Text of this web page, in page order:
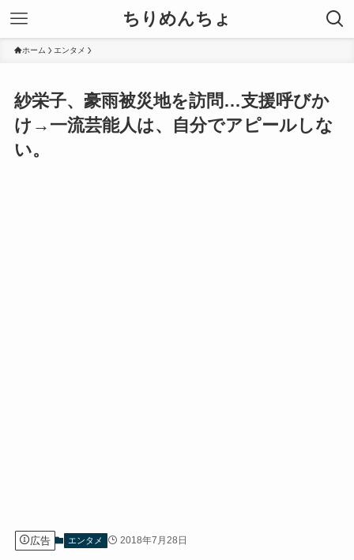
ちりめんちょ
ホーム エンタメ
紗栄子、豪雨被災地を訪問…支援呼びか
け→一流芸能人は、自分でアピールしな
い。
広告 エンタメ 2018年7月28日